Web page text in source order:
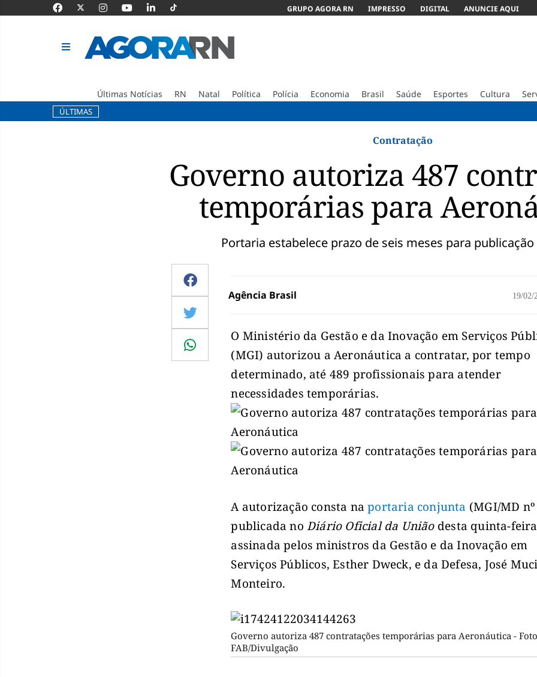
GRUPO AGORA RN IMPRESSO DIGITAL ANUNCIE AQUI
Últimas Notícias RN Natal Política Polícia Economia Brasil Saúde Esportes Cultura
ÚLTIMAS ABC
Contratação
Governo autoriza 487
temporárias para
Portaria estabelece prazo de seis meses para
Agência Brasil 19/02/
O Ministério da Gestão e da Inovação em Serviços
(MGI) autorizou a Aeronáutica a contratar, por tempo
determinado, até 489 profissionais para atender
necessidades temporárias.
A autorização consta naportaria conjunta (MGI/MD
publicada noDiário Oficial da Uniãodesta quinta-
assinada pelos ministros da Gestão e da Inovação em
Serviços Públicos, Esther Dweck, e da Defesa, José
Monteiro.
Governo autoriza 487 contratações temporárias para Aeronáutica -
FAB/Divulgação